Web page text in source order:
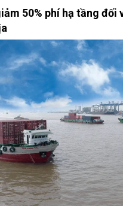
50% phí hạ tầng đối